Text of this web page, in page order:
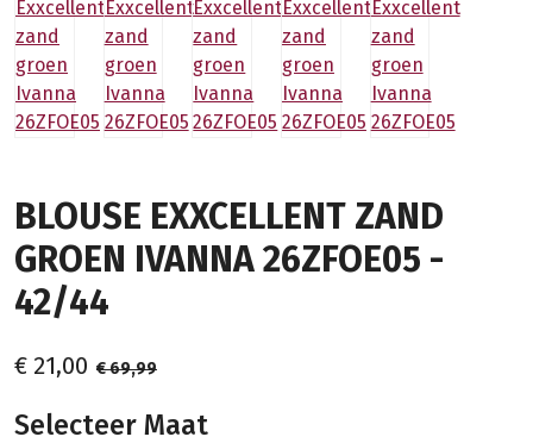
BLOUSE EXXCELLENT ZAND
GROEN IVANNA 26ZFOE05 -
42/44
€ 21,00 € 69,99
Selecteer Maat